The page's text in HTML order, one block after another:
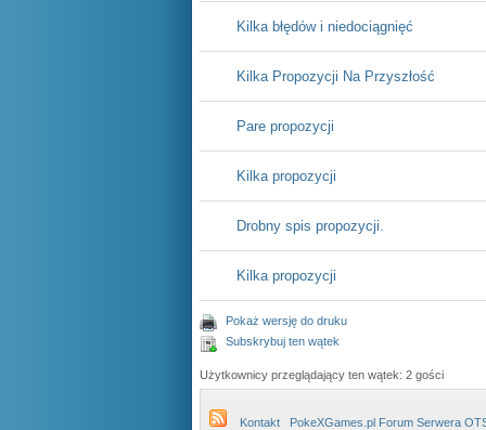
Kilka błędów i niedociągnięć
Kilka Propozycji Na Przyszłość
Pare propozycji
Kilka propozycji
Drobny spis propozycji.
Kilka propozycji
Pokaż wersję do druku
Subskrybuj ten wątek
Użytkownicy przeglądający ten wątek: 2 gości
Kontakt PokeXGames.pl Forum Serwera